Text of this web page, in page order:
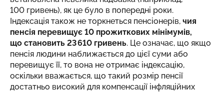
100 гривень), як це було в попередні роки.
Індексація також не торкнеться пенсіонерів, чия
пенсія перевищує 10 прожиткових мінімумів,
що становить 23 610 гривень. Це означає, що якщо
пенсія людини наближається до цієї суми або
перевищує її, то вона не отримає індексацію,
оскільки вважається, що такий розмір пенсії
достатньо високий для компенсації інфляційних